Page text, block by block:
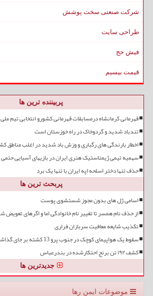
شرکت صنعتی سخت پوشش
طراحی سایت
فیش حج
قیمت بیسیم
پربیننده ترین ها
قهرمانی کرمانشاه درمسابقات قهرمانی کشورو انتخابی تیم
تندباد شدید و گردوخاک در راه خوزستان است
اخطار بارندگی های رگباری و وزش باد شدید در اغلب مناطق
سهمیه تیمی ژیمناستیک هنری ایران در بازیهای آسیایی
حذف تنها دختر اسلحه اپه ایران با تنها یک برد
پربحث ترین ها
اسامی ژل های بدون مجوز شستشوی پوست
از حذف نام همسر تا تغییر نام خانوادگی اما و اگرهای تعویض
تکذیب شایعه معافیت سربازان فراری
سقوط یک هواپیمای کوچک در جنوب پرو 13 کشته بر جای گذاشت
کشف ۱۹۲ تن برنج احتکارشده در بندرعباس
جدیدترین ها
موضوعات ایمن رها